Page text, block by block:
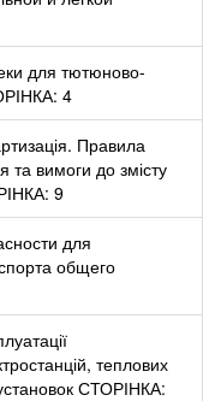
для тютюново-
4
Правила
вимоги до змісту
9
для
общего
теплових
СТОРІНКА: